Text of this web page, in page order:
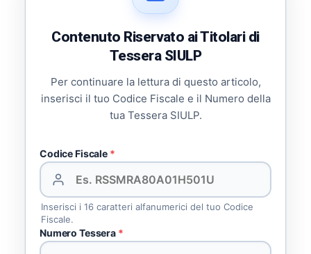
Contenuto Riservato ai Titolari di
Tessera SIULP
Per continuare la lettura di questo articolo,
inserisci il tuo Codice Fiscale e il Numero della
tua Tessera SIULP.
Codice Fiscale *
Inserisci i 16 caratteri alfanumerici del tuo Codice
Fiscale.
Numero Tessera *